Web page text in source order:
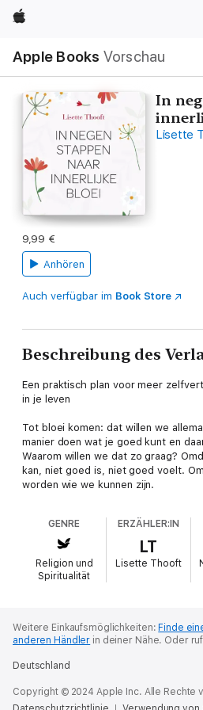
Apple
Apple Books Vorschau
Navigation
Menü
öffnen
In
Lisette
9,99 €
Anhören
Auch verfügbar im Book Store
Beschreibung des
Een praktisch plan voor meer
in je leven
Tot bloei komen: dat willen we
manier doen wat je goed kunt en
Waarom willen we dat zo graag?
kan, niet goed is, niet goed voelt.
worden wie we kunnen zijn.
bloei het beste uit jezelf te halen.
het Negen Stappen Plan, een
gevoel, je liefde en je intuïtie
extra zelfvertrouwen geeft. De
Stappen is aangevuld met mooie
GENRE
Religion und
Spiritualität
ERZÄHLER:IN
LT
Lisette Thooft
Weitere Einkaufsmöglichkeiten:Finde
anderen Händler in deiner Nähe. Oder
Deutschland
Copyright © 2024 Apple Inc. Alle Rechte